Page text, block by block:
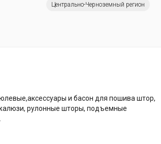
Центрально-Черноземный регион
и басон для пошива штор,
рулонные шторы, подъемные